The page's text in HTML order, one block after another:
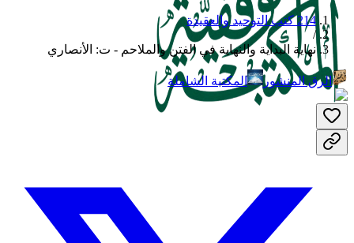
214 كتب التوحيد والعقيدة
/
نهاية البداية والنهاية في الفتن والملاحم - ت: الأنصاري
الرق المنشور المكتبة الشاملة